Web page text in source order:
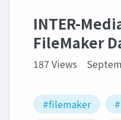
INTER-
FileMaker
187 Views
#filemaker